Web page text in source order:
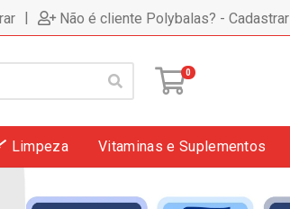
| Não é cliente Polybalas? - Cadastrar
0
Limpeza Vitaminas e Suplementos